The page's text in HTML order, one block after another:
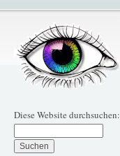
Diese Website durchsuchen: